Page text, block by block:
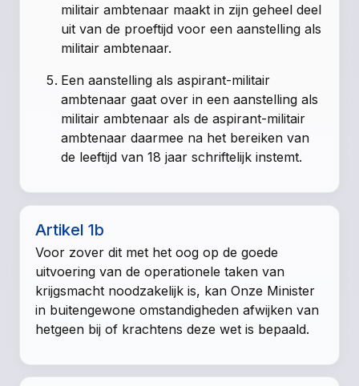
militair ambtenaar maakt in zijn geheel deel
uit van de proeftijd voor een aanstelling als
militair ambtenaar.
Een aanstelling als aspirant-militair
ambtenaar gaat over in een aanstelling als
militair ambtenaar als de aspirant-militair
ambtenaar daarmee na het bereiken van
de leeftijd van 18 jaar schriftelijk instemt.
Artikel 1b
Voor zover dit met het oog op de goede
uitvoering van de operationele taken van
krijgsmacht noodzakelijk is, kan Onze Minister
in buitengewone omstandigheden afwijken van
hetgeen bij of krachtens deze wet is bepaald.